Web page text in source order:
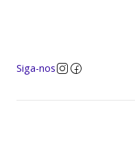
Siga-nos